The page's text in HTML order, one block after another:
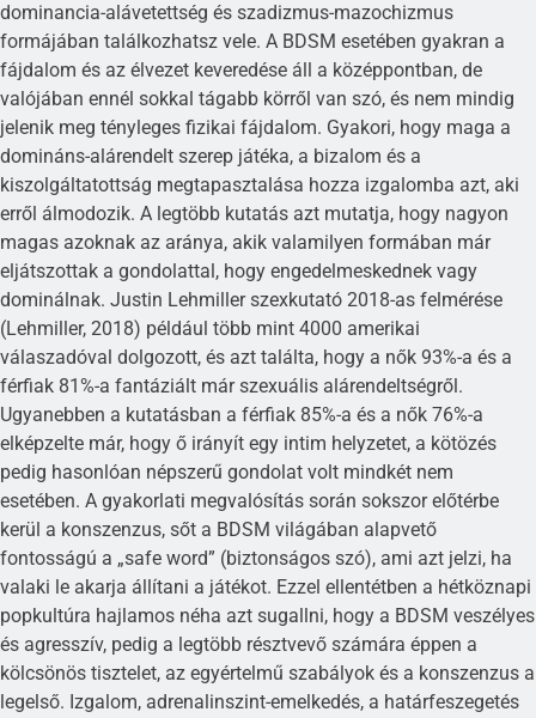
dominancia-alávetettség és szadizmus-mazochizmus
formájában találkozhatsz vele. A BDSM esetében gyakran a
fájdalom és az élvezet keveredése áll a középpontban, de
valójában ennél sokkal tágabb körről van szó, és nem mindig
jelenik meg tényleges fizikai fájdalom. Gyakori, hogy maga a
domináns-alárendelt szerep játéka, a bizalom és a
kiszolgáltatottság megtapasztalása hozza izgalomba azt, aki
erről álmodozik. A legtöbb kutatás azt mutatja, hogy nagyon
magas azoknak az aránya, akik valamilyen formában már
eljátszottak a gondolattal, hogy engedelmeskednek vagy
dominálnak. Justin Lehmiller szexkutató 2018-as felmérése
(Lehmiller, 2018) például több mint 4000 amerikai
válaszadóval dolgozott, és azt találta, hogy a nők 93%-a és a
férfiak 81%-a fantáziált már szexuális alárendeltségről.
Ugyanebben a kutatásban a férfiak 85%-a és a nők 76%-a
elképzelte már, hogy ő irányít egy intim helyzetet, a kötözés
pedig hasonlóan népszerű gondolat volt mindkét nem
esetében. A gyakorlati megvalósítás során sokszor előtérbe
kerül a konszenzus, sőt a BDSM világában alapvető
fontosságú a „safe word” (biztonságos szó), ami azt jelzi, ha
valaki le akarja állítani a játékot. Ezzel ellentétben a hétköznapi
popkultúra hajlamos néha azt sugallni, hogy a BDSM veszélyes
és agresszív, pedig a legtöbb résztvevő számára éppen a
kölcsönös tisztelet, az egyértelmű szabályok és a konszenzus a
legelső. Izgalom, adrenalinszint-emelkedés, a határfeszegetés